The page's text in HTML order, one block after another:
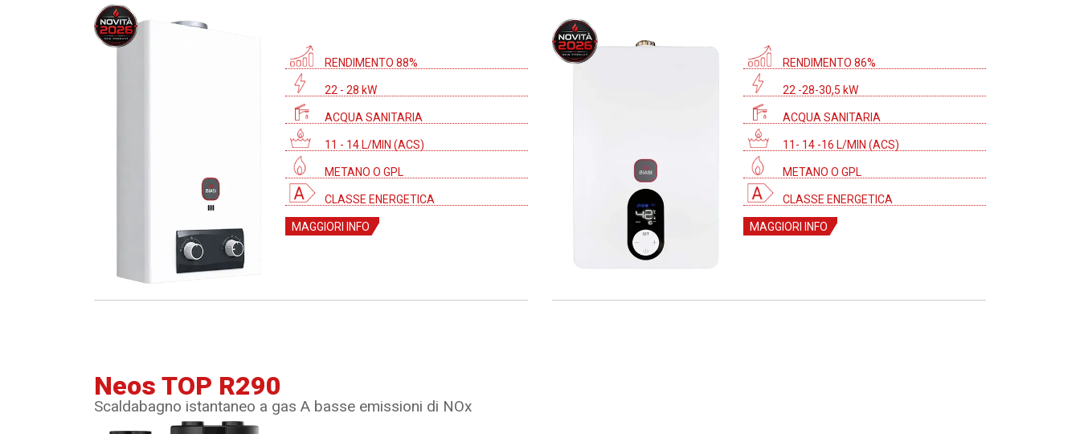
RENDIMENTO 88%
22 - 28 kW
ACQUA SANITARIA
11 - 14 L/MIN (ACS)
METANO O GPL
CLASSE ENERGETICA
MAGGIORI INFO
RENDIMENTO 86%
22 -28-30,5 kW
ACQUA SANITARIA
11- 14 -16 L/MIN (ACS)
METANO O GPL
CLASSE ENERGETICA
MAGGIORI INFO
Neos TOP R290
Scaldabagno istantaneo a gas A basse emissioni di NOx